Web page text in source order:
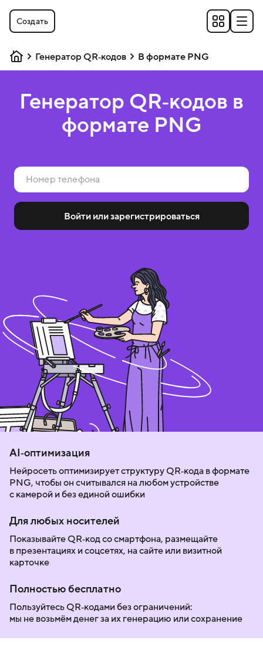
Создать
Генератор QR‑кодов В формате PNG
Генератор QR‑кодов в
формате PNG
Войти или зарегистрироваться
AI‑оптимизация
Нейросеть оптимизирует структуру QR‑кода в формате
PNG, чтобы он считывался на любом устройстве
с камерой и без единой ошибки
Для любых носителей
Показывайте QR‑код со смартфона, размещайте
в презентациях и соцсетях, на сайте или визитной
карточке
Полностью бесплатно
Пользуйтесь QR‑кодами без ограничений:
мы не возьмём денег за их генерацию или сохранение